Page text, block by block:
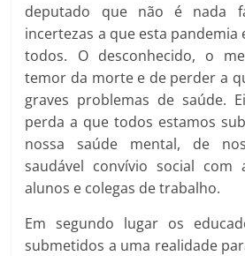
deputado que não é nada
incertezas a que esta pandemia
todos. O desconhecido, o
temor da morte e de perder a
graves problemas de saúde.
perda a que todos estamos
nossa saúde mental, de
saudável convívio social com
alunos e colegas de trabalho.
Em segundo lugar os
submetidos a uma realidade